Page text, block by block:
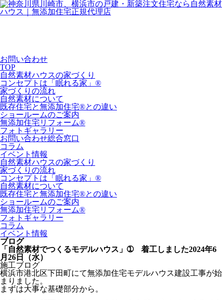
お問い合わせ
TOP
自然素材ハウスの家づくり
コンセプトは「眠れる家」®
家づくりの流れ
自然素材について
既存住宅と無添加住宅®との違い
ショールームのご案内
無添加住宅リフォーム®
フォトギャラリー
お問い合わせ総合窓口
コラム
イベント情報
自然素材ハウスの家づくり
家づくりの流れ
コンセプトは「眠れる家」®
自然素材について
既存住宅と無添加住宅®との違い
ショールームのご案内
無添加住宅リフォーム®
フォトギャラリー
コラム
イベント情報
ブログ
「自然素材でつくるモデルハウス」➀ 着工しました2024年6
月26日（水）
施工ブログ
横浜市港北区下田町にて無添加住宅モデルハウス建設工事が始
まりました。
まずは大事な基礎部分から。